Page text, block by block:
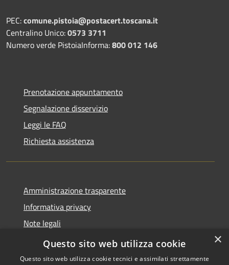
PEC:comune.pistoia@postacert.toscana.it
Centralino Unico:0573 3711
Numero verde PistoiaInforma:800 012 146
Prenotazione appuntamento
Segnalazione disservizio
Leggi le FAQ
Richiesta assistenza
Amministrazione trasparente
Informativa privacy
Note legali
Dichiarazione di accessibilità
×
Questo sito web utilizza cookie
Questo sito web utilizza cookie tecnici e assimilati strettamente